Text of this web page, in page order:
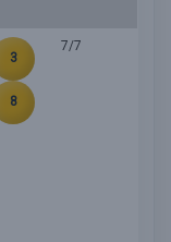
3
8
7/7